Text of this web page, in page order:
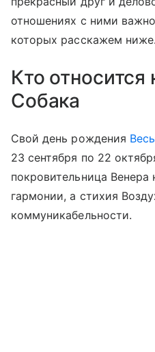
отношениях с ними
которых расскажем ниже.
Кто относится
Собака
Свой день рождения
23 сентября по 22
покровительница
гармонии, а стихия
коммуникабельности.